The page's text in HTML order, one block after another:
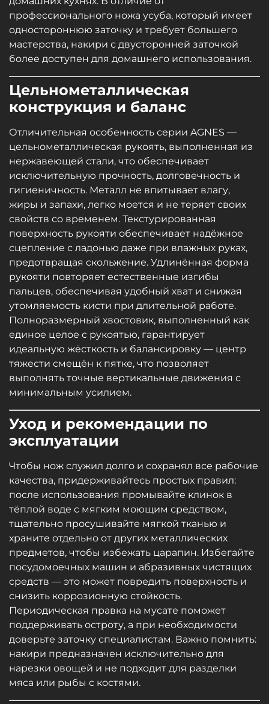
профессионального ножа усуба, который имеет
одностороннюю заточку и требует большего
мастерства, накири с двусторонней заточкой
более доступен для домашнего использования.
Цельнометаллическая
конструкция и баланс
Отличительная особенность серии AGNES —
цельнометаллическая рукоять, выполненная из
нержавеющей стали, что обеспечивает
исключительную прочность, долговечность и
гигиеничность. Металл не впитывает влагу,
жиры и запахи, легко моется и не теряет своих
свойств со временем. Текстурированная
поверхность рукояти обеспечивает надёжное
сцепление с ладонью даже при влажных руках,
предотвращая скольжение. Удлинённая форма
рукояти повторяет естественные изгибы
пальцев, обеспечивая удобный хват и снижая
утомляемость кисти при длительной работе.
Полноразмерный хвостовик, выполненный как
единое целое с рукоятью, гарантирует
идеальную жёсткость и балансировку — центр
тяжести смещён к пятке, что позволяет
выполнять точные вертикальные движения с
минимальным усилием.
Уход и рекомендации по
эксплуатации
Чтобы нож служил долго и сохранял все рабочие
качества, придерживайтесь простых правил:
после использования промывайте клинок в
тёплой воде с мягким моющим средством,
тщательно просушивайте мягкой тканью и
храните отдельно от других металлических
предметов, чтобы избежать царапин. Избегайте
посудомоечных машин и абразивных чистящих
средств — это может повредить поверхность и
снизить коррозионную стойкость.
Периодическая правка на мусате поможет
поддерживать остроту, а при необходимости
доверьте заточку специалистам. Важно помнить:
накири предназначен исключительно для
нарезки овощей и не подходит для разделки
мяса или рыбы с костями.